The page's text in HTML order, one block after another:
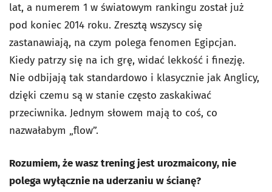
lat, a numerem 1 w światowym rankingu został już
pod koniec 2014 roku. Zresztą wszyscy się
zastanawiają, na czym polega fenomen Egipcjan.
Kiedy patrzy się na ich grę, widać lekkość i finezję.
Nie odbijają tak standardowo i klasycznie jak Anglicy,
dzięki czemu są w stanie często zaskakiwać
przeciwnika. Jednym słowem mają to coś, co
nazwałabym „flow”.
Rozumiem, że wasz trening jest urozmaicony, nie
polega wyłącznie na uderzaniu w ścianę?